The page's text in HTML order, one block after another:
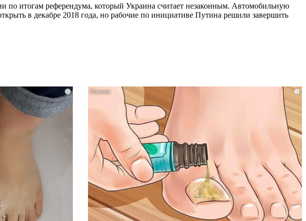
по итогам референдума, который Украина считает незаконным. Автомобильную
в декабре 2018 года, но рабочие по инициативе Путина решили завершить
i i